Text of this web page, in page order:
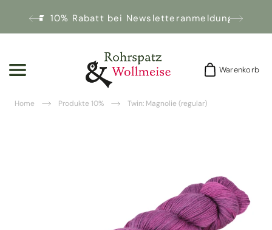
10% Rabatt bei Newsletteranmeldung!
Warenkorb
Warenkorb
Home Produkte 10% Twin: Magnolie (regular)